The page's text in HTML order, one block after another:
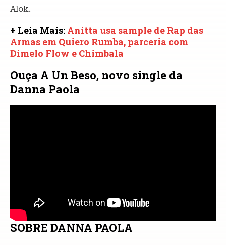
Alok.
+ Leia Mais: Anitta usa sample de Rap das
Armas em Quiero Rumba, parceria com
Dimelo Flow e Chimbala
Ouça A Un Beso, novo single da
Danna Paola
SOBRE DANNA PAOLA